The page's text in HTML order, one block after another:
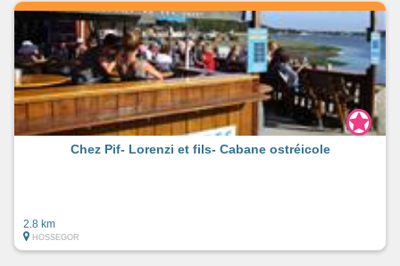
Chez Pif- Lorenzi et fils- Cabane ostréicole
2.8 km
HOSSEGOR